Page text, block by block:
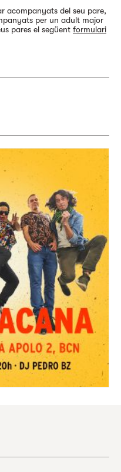
acompanyats del seu pare,
per un adult major
pares el següent formulari